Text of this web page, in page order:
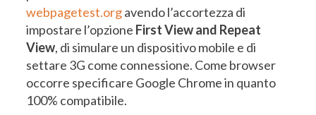
webpagetest.orgavendo l’accortezza di
impostare l’opzione First View and Repeat
View, di simulare un dispositivo mobile e di
settare 3G come connessione. Come browser
occorre specificare Google Chrome in quanto
100% compatibile.